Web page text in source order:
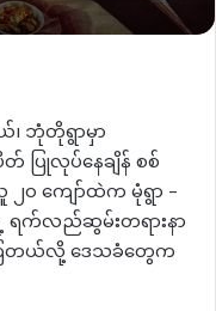
ယ်၊ ဘုံတိုရွာမှာ
ြုလုပ်နေချိန် စစ်
၀ ကျော်ထဲက မုံရွာ –
ရက်လည်ဆွမ်းတရားနာ
တယ်လို့ ဒေသခံတွေက